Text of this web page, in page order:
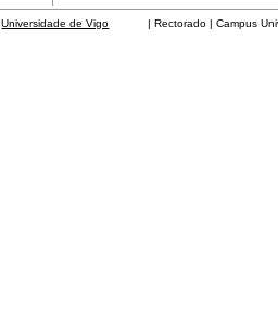
Universidade de Vigo | Rectorado | Campus